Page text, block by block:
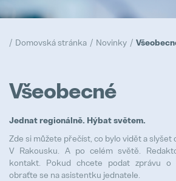
Popular
Prototypy
Popular
Domovská stránka Novinky
Všeobecné
Jednat regionálně. Hýbat světem.
Zde si můžete přečíst, co bylo vidět a slyšet
V Rakousku. A po celém světě.
kontakt. Pokud chcete podat zprávu o
obraťte se na asistentku jednatele.